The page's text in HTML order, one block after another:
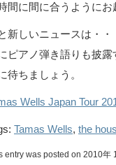
間に間に合うように
新しいニュースは・
ピアノ弾き語りも披
待ちましょう。
Wells Japan Tour
Tamas Wells, the
entry was posted on 2010